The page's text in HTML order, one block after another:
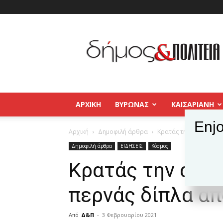
και
Πολιτεία
Βύρωνας
–
Παγκράτι
ΑΡΧΙΚΉ ΒΥΡΩΝΑΣ ΚΑΙΣΑΡΙΑΝΗ
Αρχική Δημοφιλή άρθρα Κρατάς την αναπνοή
Δημοφιλή άρθρα ΕΙΔΗΣΕΙΣ Κόσμος
Κρατάς την
περνάς δίπλα
Από Δ&Π - 3 Φεβρουαρίου 2021